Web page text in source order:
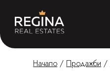
Начало / Продажби /